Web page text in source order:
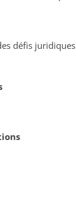
défis